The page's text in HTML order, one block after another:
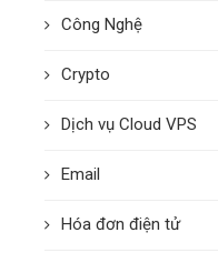
Công Nghệ
Crypto
Dịch vụ Cloud VPS
Email
Hóa đơn điện tử